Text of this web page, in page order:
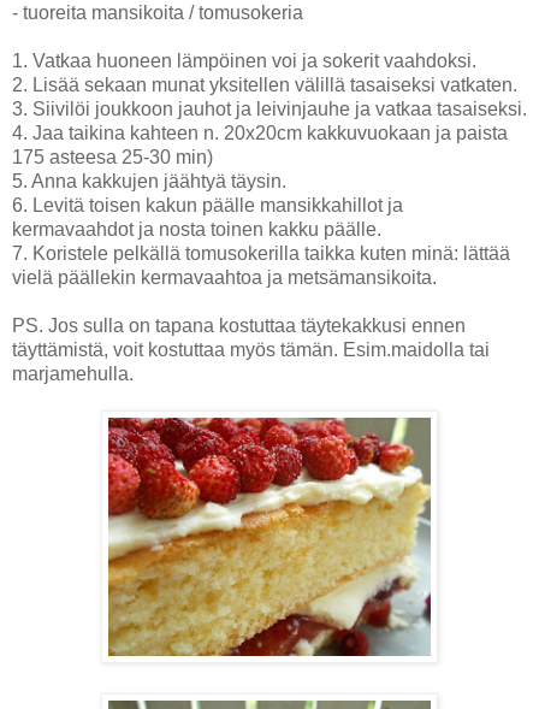
- tuoreita mansikoita / tomusokeria
1. Vatkaa huoneen lämpöinen voi ja sokerit vaahdoksi.
2. Lisää sekaan munat yksitellen välillä tasaiseksi vatkaten.
3. Siivilöi joukkoon jauhot ja leivinjauhe ja vatkaa tasaiseksi.
4. Jaa taikina kahteen n. 20x20cm kakkuvuokaan ja paista
175 asteesa 25-30 min)
5. Anna kakkujen jäähtyä täysin.
6. Levitä toisen kakun päälle mansikkahillot ja
kermavaahdot ja nosta toinen kakku päälle.
7. Koristele pelkällä tomusokerilla taikka kuten minä: lättää
vielä päällekin kermavaahtoa ja metsämansikoita.
PS. Jos sulla on tapana kostuttaa täytekakkusi ennen
täyttämistä, voit kostuttaa myös tämän. Esim.maidolla tai
marjamehulla.